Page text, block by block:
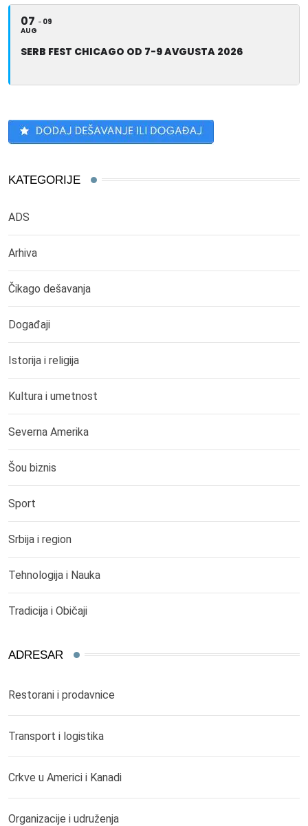
07
AUG
09
SERB FEST CHICAGO OD 7-9 AVGUSTA 2026
KATEGORIJE
ADS
Arhiva
Čikago dešavanja
Događaji
Istorija i religija
Kultura i umetnost
Severna Amerika
Šou biznis
Sport
Srbija i region
Tehnologija i Nauka
Tradicija i Običaji
ADRESAR
Restorani i prodavnice
Transport i logistika
Crkve u Americi i Kanadi
Organizacije i udruženja